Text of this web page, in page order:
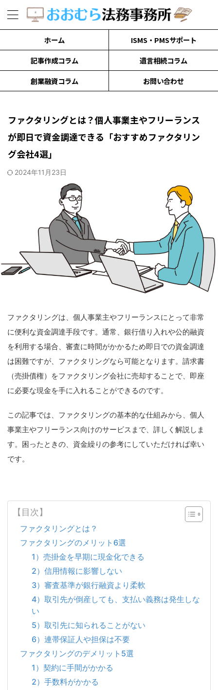
ホーム
ISMS・PMSサポート
記事作成コラム
遺言相続コラム
創業融資コラム
お問い合わせ
ファクタリングとは？個人事業主やフリーランス
が即日で資金調達できる「おすすめファクタリン
グ会社4選」
2024年11月23日
ファクタリングは、個人事業主やフリーランスにとって非常
に便利な資金調達手段です。通常、銀行借り入れや公的融資
を利用する場合、審査に時間がかかるため即日での資金調達
は困難ですが、ファクタリングなら可能となります。請求書
（売掛債権）をファクタリング会社に売却することで、即座
に必要な現金を手に入れることができるのです。
この記事では、ファクタリングの基本的な仕組みから、個人
事業主やフリーランス向けのサービスまで、詳しく解説しま
す。困ったときの、資金繰りの参考にしていただければ幸い
です。
【目次】
ファクタリングとは？
ファクタリングのメリット6選
1）売掛金を早期に現金化できる
2）信用情報に影響しない
3）審査基準が銀行融資より柔軟
4）取引先が倒産しても、支払い義務は発生しな
い
5）取引先に知られることがない
6）連帯保証人や担保は不要
ファクタリングのデメリット5選
1）契約に手間がかかる
2）手数料がかかる